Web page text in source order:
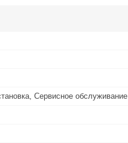
Сервисное обслуживание